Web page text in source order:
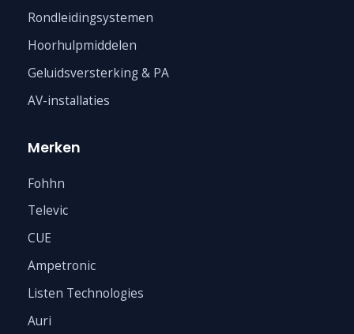
Rondleidingsystemen
Hoorhulpmiddelen
Geluidsversterking & PA
AV-installaties
Merken
Fohhn
Televic
CUE
Ampetronic
Listen Technologies
Auri